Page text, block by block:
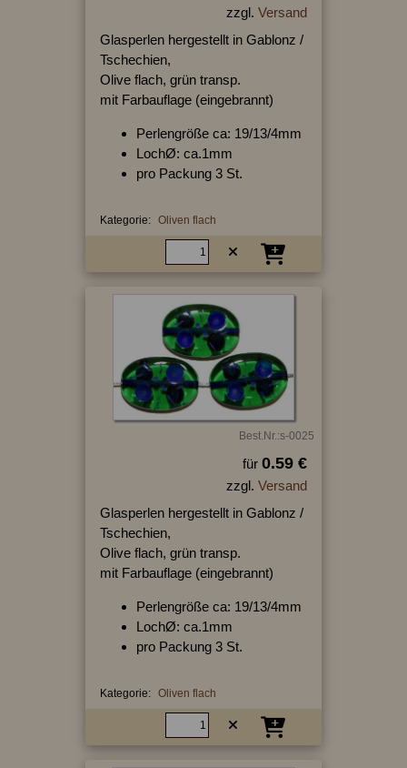
zzgl. Versand
Glasperlen hergestellt in Gablonz /
Tschechien,
Olive flach, grün transp.
mit Farbauflage (eingebrannt)
Perlengröße ca: 19/13/4mm
LochØ: ca.1mm
pro Packung 3 St.
Kategorie: Oliven flach
Best.Nr.:s-0025
für 0.59 €
zzgl. Versand
Glasperlen hergestellt in Gablonz /
Tschechien,
Olive flach, grün transp.
mit Farbauflage (eingebrannt)
Perlengröße ca: 19/13/4mm
LochØ: ca.1mm
pro Packung 3 St.
Kategorie: Oliven flach